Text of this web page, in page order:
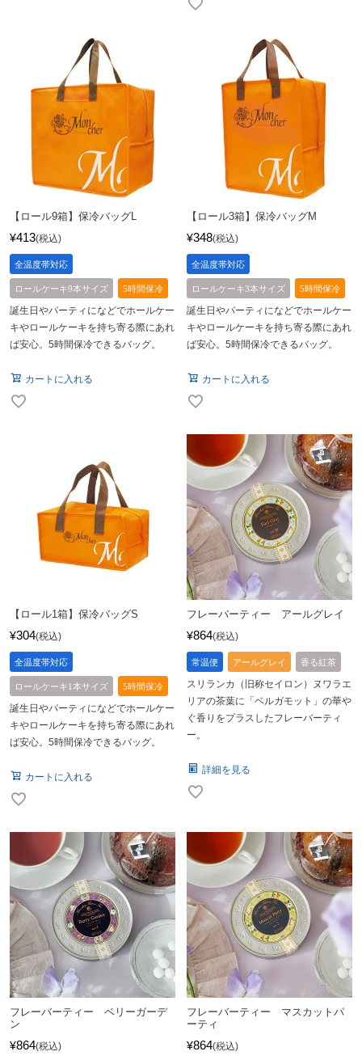
【ロール9箱】保冷バッグL
¥413 税込
全温度帯対応
ロールケーキ9本サイズ 5時間保冷
誕生日やパーティになどでホールケー
キやロールケーキを持ち寄る際にあれ
ば安心。5時間保冷できるバッグ。
カートに入れる
【ロール3箱】保冷バッグM
¥348 税込
全温度帯対応
ロールケーキ3本サイズ 5時間保冷
誕生日やパーティになどでホールケー
キやロールケーキを持ち寄る際にあれ
ば安心。5時間保冷できるバッグ。
カートに入れる
【ロール1箱】保冷バッグS
¥304 税込
全温度帯対応
ロールケーキ1本サイズ 5時間保冷
誕生日やパーティになどでホールケー
キやロールケーキを持ち寄る際にあれ
ば安心。5時間保冷できるバッグ。
カートに入れる
フレーバーティー アールグレイ
¥864 税込
常温便 アールグレイ 香る紅茶
スリランカ（旧称セイロン）ヌワラエ
リアの茶葉に「ベルガモット」の華や
ぐ香りをプラスしたフレーバーティ
ー。
詳細を見る
フレーバーティー ベリーガーデ
ン
¥864 税込
フレーバーティー マスカットパ
ーティ
¥864 税込